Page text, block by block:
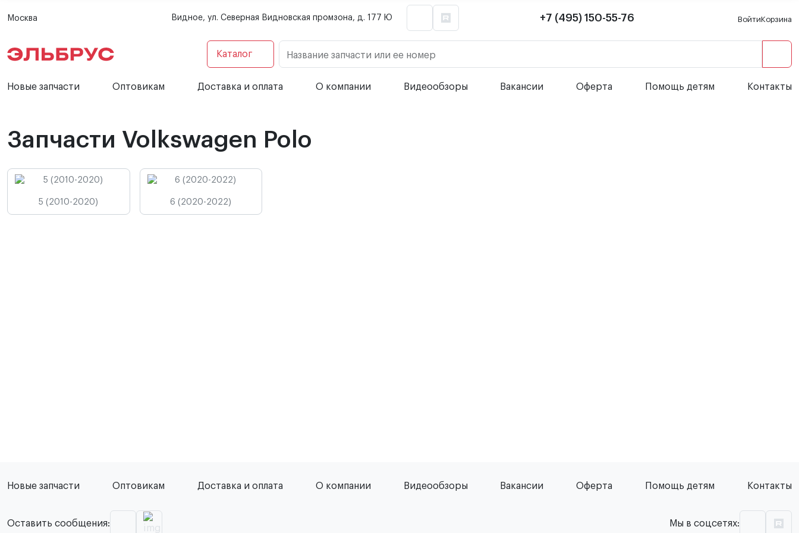
Москва Видное, ул. Северная Видновская промзона, д. 177 Ю +7 (495) 150-55-76 ВойтиКорзина
Каталог Название запчасти или ее номер
Новые запчасти Оптовикам Доставка и оплата О компании Видеообзоры Вакансии Оферта Помощь детям Контакты
Запчасти Volkswagen Polo
5 (2010-2020) 6 (2020-2022)
Новые запчасти Оптовикам Доставка и оплата О компании Видеообзоры Вакансии Оферта Помощь детям Контакты
Оставить сообщения: Мы в соцсетях: